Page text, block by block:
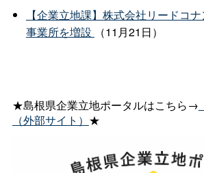
【企業立地課】株式会社リードコ
事業所を増設
（11月21日）
★島根県企業立地ポータルはこちら→
（外部サイト） ★